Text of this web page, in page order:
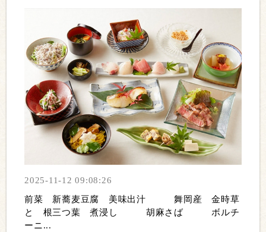
2025-11-12 09:08:26
前菜 新蕎麦豆腐 美味出汁 舞岡産 金時草
と 根三つ葉 煮浸し 胡麻さば ボルチ
ーニ...